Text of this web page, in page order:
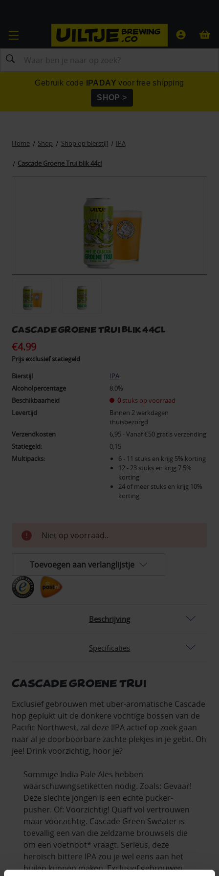
Zoeken
Gebruik code IPADAY voor free shipping
SHOP >
Home Shop Shop op bierstijl IPA
Cascade Groene Trui blik 44cl
Cascade Groene Trui blik 44cl
€4.99
Prijs exclusief statiegeld
Bierstijl
IPA
Alcoholpercentage
8.0%
Beschikbaarheid
0 stuks op voorraad
Levertijd
Binnen 2 werkdagen
thuisbezorgd
Verzendkosten
6,95 - Vanaf €50 gratis verzending
Statiegeld:
0,15
Multipacks:
6 - 11 stuks en krijg 5% korting
12 - 23 stuks en krijg 7.5%
korting
24 of meer stuks en krijg 10%
korting
voorraad:
Niet op voorraad..
Toevoegen aan verlanglijstje
Beschrijving
Specificaties
Cascade Groene Trui
Exclusief gebrouwen met uber-aromatische Cascade
hop geplukt uit de donkere vochtige bossen van de
Pacific Northwest, zal deze IIPA actief op zoek gaan
naar al je doorboorbare zachte plekjes in je gebit. Oh
jee! Drink voorzichtig, hoor je?
Sommige India Pale Ales hebben
waarschuwingsetiketten nodig. Zoals: Gevaar!
Deze slechte jongen is een echte pucker-
pusher. Of: Voorzichtig! Quaff vol vertrouwen
maar voorzichtig. Cascade Green Sweater is
toevallig een van die zeldzame brouwsels die
om een voetnoot* vraagt. Serieus, deze
heroïsch bittere IPA zou je wel eens aan het
huilen kunnen maken. Exclusief gebrouwen